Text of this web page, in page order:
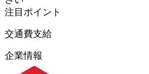
注目ポイント
交通費支給
企業情報